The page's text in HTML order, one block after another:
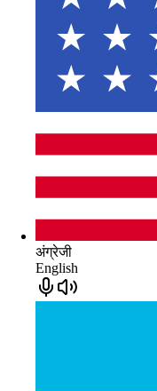
अंग्रेजी
English